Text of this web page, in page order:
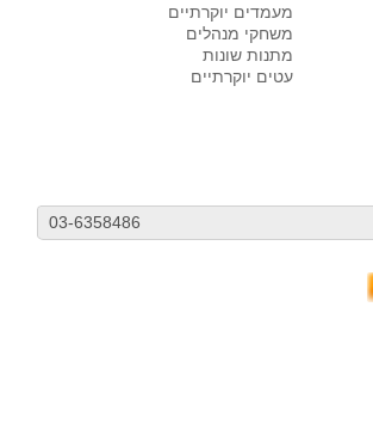
מעמדים יוקרתיים
משחקי מנהלים
מתנות שונות
עטים יוקרתיים
03-6358486